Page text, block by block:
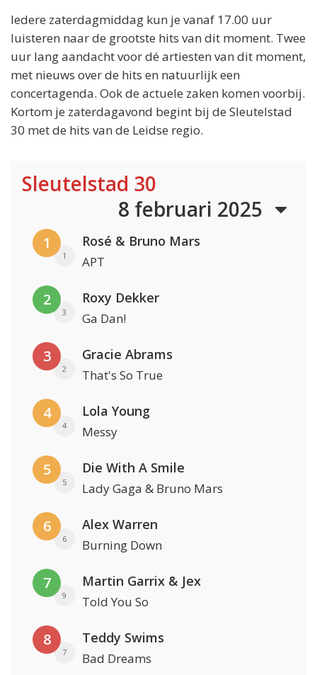
Iedere zaterdagmiddag kun je vanaf 17.00 uur
luisteren naar de grootste hits van dit moment. Twee
uur lang aandacht voor dé artiesten van dit moment,
met nieuws over de hits en natuurlijk een
concertagenda. Ook de actuele zaken komen voorbij.
Kortom je zaterdagavond begint bij de Sleutelstad
30 met de hits van de Leidse regio.
Sleutelstad 30
8 februari 2025
1
1
Rosé & Bruno Mars
APT
2
3
Roxy Dekker
Ga Dan!
3
2
Gracie Abrams
That's So True
4
4
Lola Young
Messy
5
5
Die With A Smile
Lady Gaga & Bruno Mars
6
6
Alex Warren
Burning Down
7
9
Martin Garrix & Jex
Told You So
8
7
Teddy Swims
Bad Dreams